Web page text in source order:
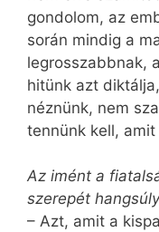
gondolom, az
során mindig a
legrosszabbnak,
hitünk azt
néznünk, nem
tennünk kell,
Az imént a
szerepét
– Azt, amit a